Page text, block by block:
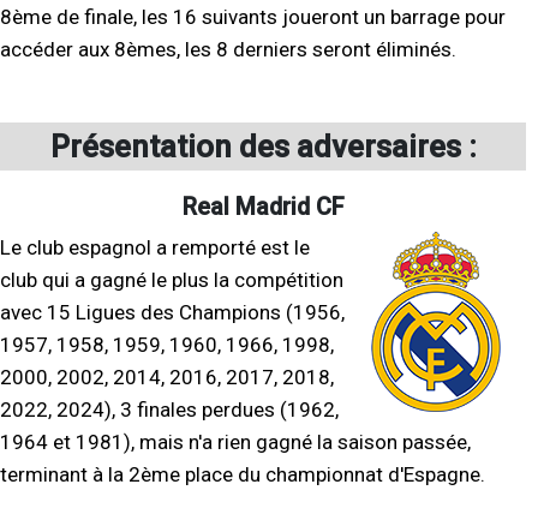
8ème de finale, les 16 suivants joueront un barrage pour
accéder aux 8èmes, les 8 derniers seront éliminés.
Présentation des adversaires :
Real Madrid CF
Le club espagnol a remporté est le
club qui a gagné le plus la compétition
avec 15 Ligues des Champions (1956,
1957, 1958, 1959, 1960, 1966, 1998,
2000, 2002, 2014, 2016, 2017, 2018,
2022, 2024), 3 finales perdues (1962,
1964 et 1981), mais n'a rien gagné la saison passée,
terminant à la 2ème place du championnat d'Espagne.